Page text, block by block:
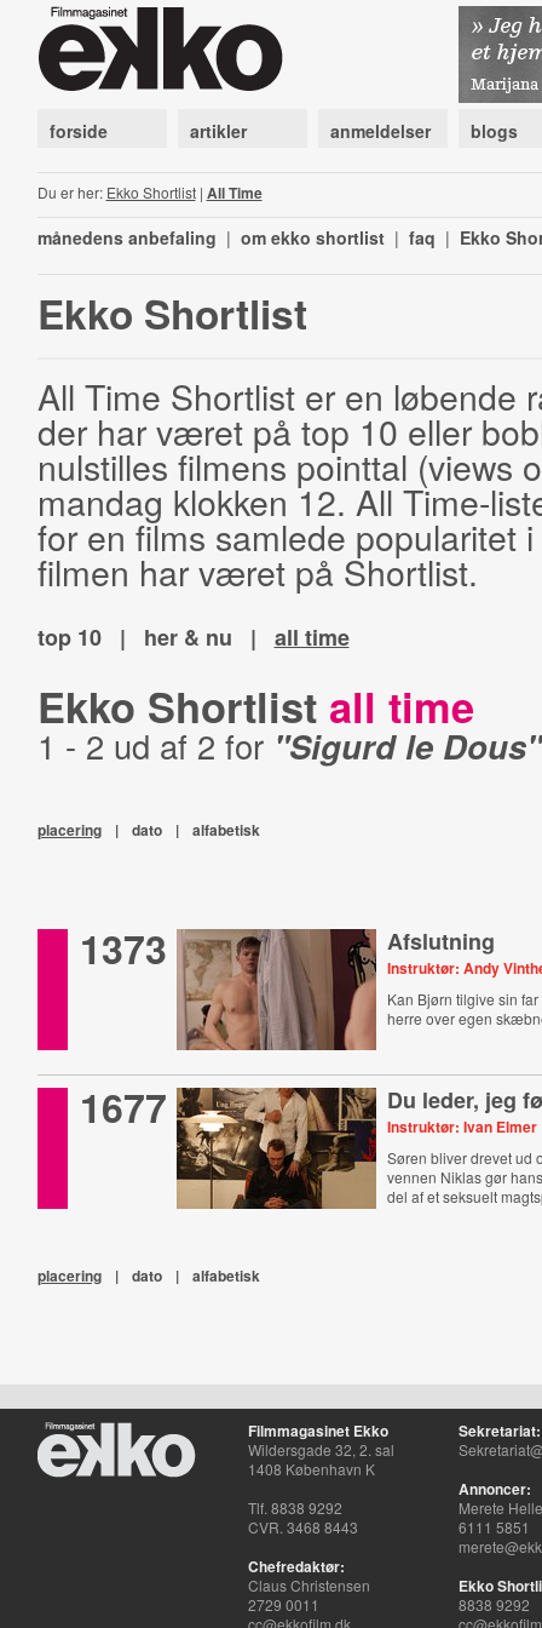
forside artikler anmeldelser blogs
Du er her: Ekko Shortlist| All Time
månedens anbefaling | om ekko shortlist | faq | Ekko
Ekko Shortlist
All Time Shortlist er en løbende
der har været på top 10 eller
nulstilles filmens pointtal (views
mandag klokken 12. All Time-
for en films samlede popularitet
filmen har været på Shortlist.
top 10 | her & nu | all time
Ekko Shortlist all time
1 - 2 ud af 2 for "Sigurd le Dous"
placering | dato | alfabetisk
1373 Afslutning
Instruktør: Andy
Kan Bjørn tilgive sin
herre over egen
1677 Du leder, jeg
Instruktør: Ivan Elmer
Søren bliver drevet ud
vennen Niklas gør
del af et seksuelt
placering | dato | alfabetisk
Filmmagasinet Ekko
Wildersgade 32, 2. sal
1408 København K
Tlf. 8838 9292
CVR. 3468 8443
Chefredaktør:
Claus Christensen
2729 0011
cc@ekkofilm.dk
Sekretariat:
Annoncer:
Merete
6111 5851
Ekko
8838 9292